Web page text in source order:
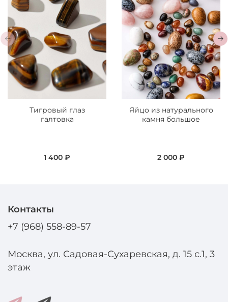
Тигровый глаз
галтовка
1 400 ₽
Яйцо из натурального
камня большое
2 000 ₽
Контакты
+7 (968) 558-89-57
Москва, ул. Садовая-Сухаревская, д. 15 с.1, 3
этаж